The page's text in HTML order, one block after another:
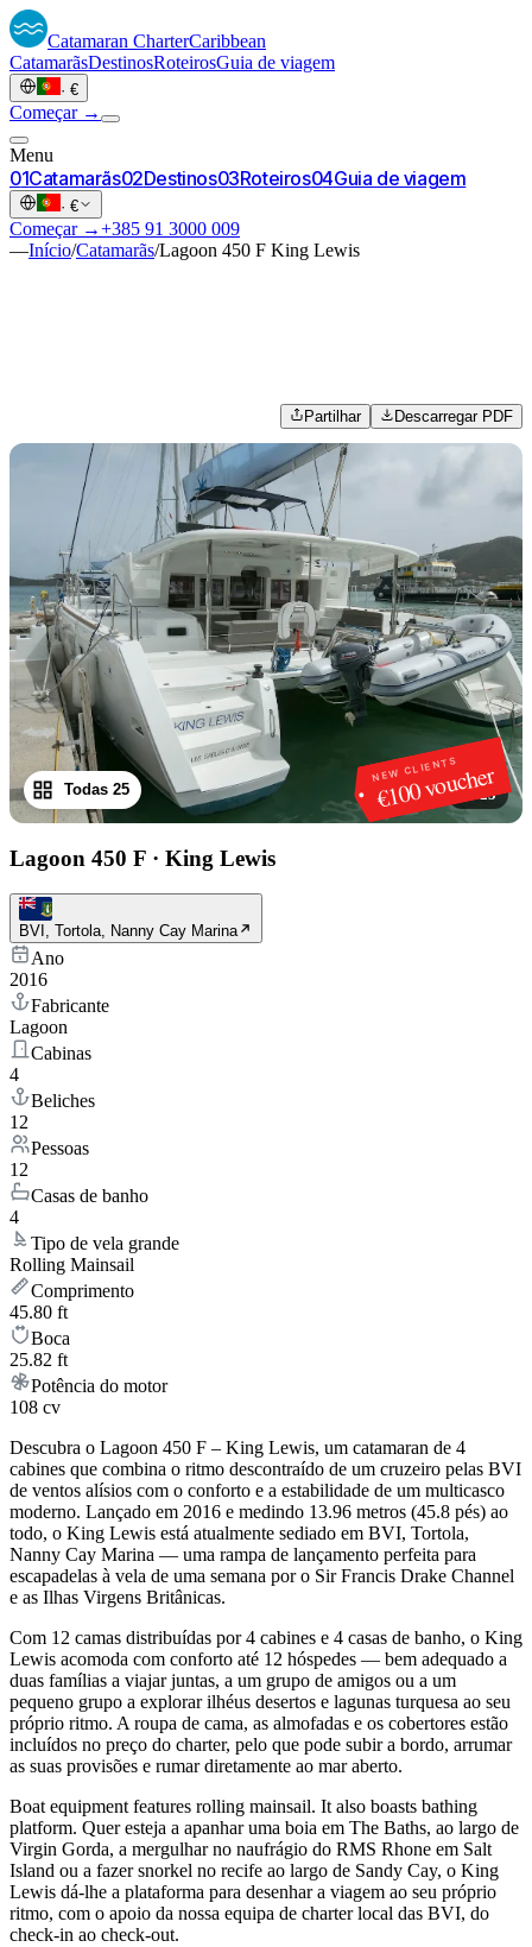
Catamaran CharterCaribbean
CatamarãsDestinosRoteirosGuia de viagem
· €
Começar →
Menu
01Catamarãs02Destinos03Roteiros04Guia de viagem
· €
Começar →+385 91 3000 009
—Início/Catamarãs/Lagoon 450 F King Lewis
Partilhar Descarregar PDF
NEW CLIENTS
€100 voucher
1/25
Todas 25
Lagoon 450 F · King Lewis
BVI, Tortola, Nanny Cay Marina
Ano
2016
Fabricante
Lagoon
Cabinas
4
Beliches
12
Pessoas
12
Casas de banho
4
Tipo de vela grande
Rolling Mainsail
Comprimento
45.80 ft
Boca
25.82 ft
Potência do motor
108 cv
Descubra o Lagoon 450 F – King Lewis, um catamaran de 4
cabines que combina o ritmo descontraído de um cruzeiro pelas BVI
de ventos alísios com o conforto e a estabilidade de um multicasco
moderno. Lançado em 2016 e medindo 13.96 metros (45.8 pés) ao
todo, o King Lewis está atualmente sediado em BVI, Tortola,
Nanny Cay Marina — uma rampa de lançamento perfeita para
escapadelas à vela de uma semana por o Sir Francis Drake Channel
e as Ilhas Virgens Britânicas.
Com 12 camas distribuídas por 4 cabines e 4 casas de banho, o King
Lewis acomoda com conforto até 12 hóspedes — bem adequado a
duas famílias a viajar juntas, a um grupo de amigos ou a um
pequeno grupo a explorar ilhéus desertos e lagunas turquesa ao seu
próprio ritmo. A roupa de cama, as almofadas e os cobertores estão
incluídos no preço do charter, pelo que pode subir a bordo, arrumar
as suas provisões e rumar diretamente ao mar aberto.
Boat equipment features rolling mainsail. It also boasts bathing
platform. Quer esteja a apanhar uma boia em The Baths, ao largo de
Virgin Gorda, a mergulhar no naufrágio do RMS Rhone em Salt
Island ou a fazer snorkel no recife ao largo de Sandy Cay, o King
Lewis dá-lhe a plataforma para desenhar a viagem ao seu próprio
ritmo, com o apoio da nossa equipa de charter local das BVI, do
check-in ao check-out.